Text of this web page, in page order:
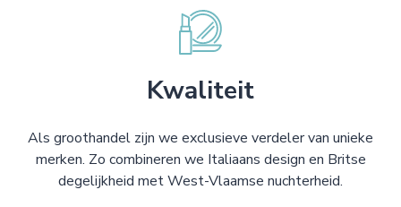
Kwaliteit
Als groothandel zijn we exclusieve verdeler van unieke
merken. Zo combineren we Italiaans design en Britse
degelijkheid met West-Vlaamse nuchterheid.